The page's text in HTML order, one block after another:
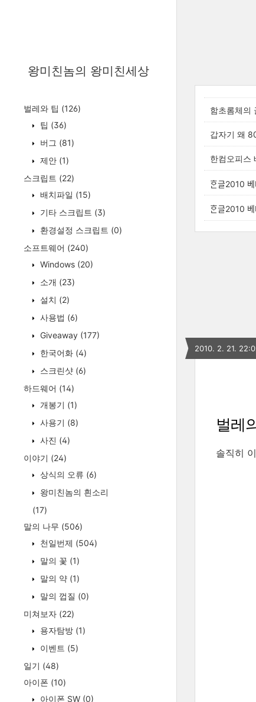
왕미친놈의 왕미친세상
벌레와 팁 (126)
팁 (36)
버그 (81)
제안 (1)
스크립트 (22)
배치파일 (15)
기타 스크립트 (3)
환경설정 스크립트 (0)
소프트웨어 (240)
Windows (20)
소개 (23)
설치 (2)
사용법 (6)
Giveaway (177)
한국어화 (4)
스크린샷 (6)
하드웨어 (14)
개봉기 (1)
사용기 (8)
사진 (4)
이야기 (24)
상식의 오류 (6)
왕미친놈의 흰소리
(17)
말의 나무 (506)
천일번제 (504)
말의 꽃 (1)
말의 약 (1)
말의 껍질 (0)
미쳐보자 (22)
용자탐방 (1)
이벤트 (5)
일기 (48)
아이폰 (10)
아이폰 SW (0)
함초롬체의
갑자기 왜
한컴오피스
ᄒᆞᆫ글2010
ᄒᆞᆫ글2010
2010. 2. 21.
벌레
솔직히